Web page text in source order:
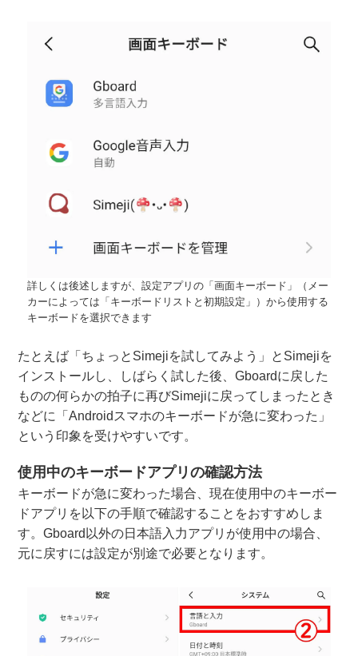
詳しくは後述しますが、設定アプリの「画面キーボード」（メー
カーによっては「キーボードリストと初期設定」）から使用する
キーボードを選択できます
たとえば「ちょっとSimejiを試してみよう」とSimejiを
インストールし、しばらく試した後、Gboardに戻した
ものの何らかの拍子に再びSimejiに戻ってしまったとき
などに「Androidスマホのキーボードが急に変わった」
という印象を受けやすいです。
使用中のキーボードアプリの確認方法
キーボードが急に変わった場合、現在使用中のキーボー
ドアプリを以下の手順で確認することをおすすめしま
す。Gboard以外の日本語入力アプリが使用中の場合、
元に戻すには設定が別途で必要となります。